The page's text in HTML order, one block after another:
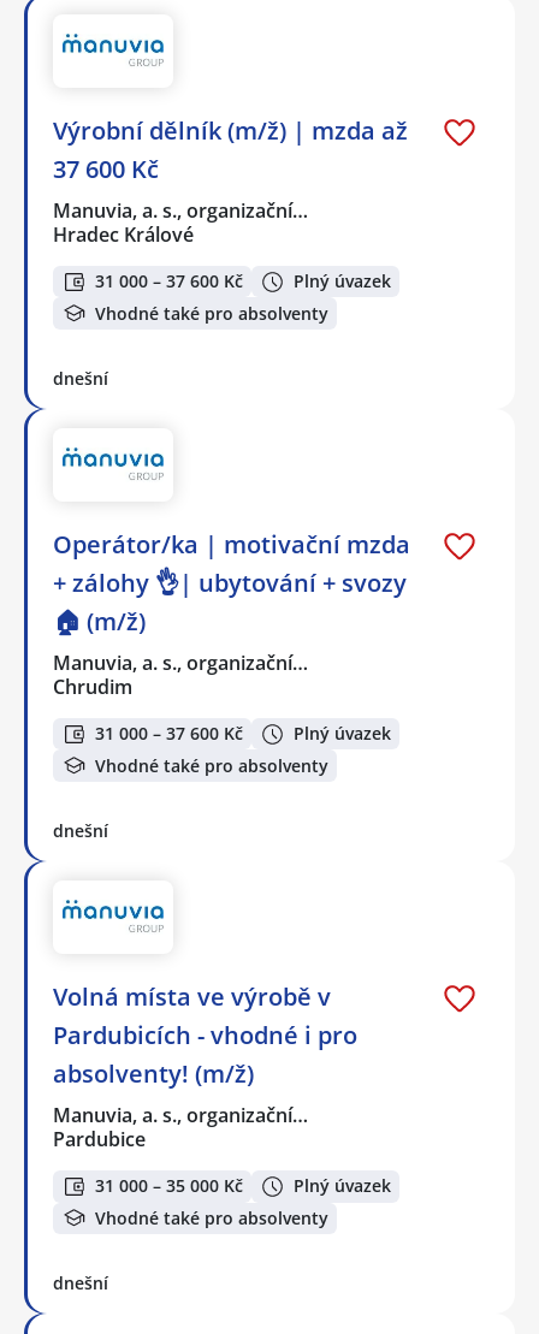
Výrobní dělník (m/ž) | mzda až
37 600 Kč
Manuvia, a. s., organizační…
Hradec Králové
31 000 – 37 600 Kč
Plný úvazek
Vhodné také pro absolventy
dnešní
Operátor/ka | motivační mzda
+ zálohy 👌| ubytování + svozy
🏠 (m/ž)
Manuvia, a. s., organizační…
Chrudim
31 000 – 37 600 Kč
Plný úvazek
Vhodné také pro absolventy
dnešní
Volná místa ve výrobě v
Pardubicích - vhodné i pro
absolventy! (m/ž)
Manuvia, a. s., organizační…
Pardubice
31 000 – 35 000 Kč
Plný úvazek
Vhodné také pro absolventy
dnešní